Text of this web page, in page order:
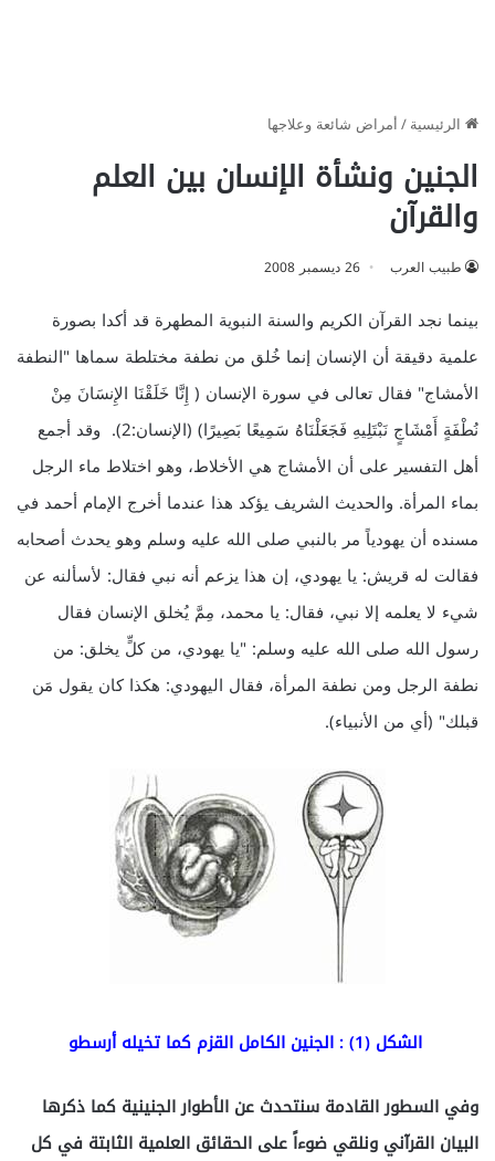
الرئيسية/أمراض شائعة وعلاجها
الجنين ونشأة الإنسان بين العلم
والقرآن
طبيب العرب 26 ديسمبر 2008
بينما نجد القرآن الكريم والسنة النبوية المطهرة قد أكدا بصورة
علمية دقيقة أن الإنسان إنما خُلق من نطفة مختلطة سماها "النطفة
الأمشاج" فقال تعالى في سورة الإنسان ( إِنَّا خَلَقْنَا الإِنسَانَ مِنْ
نُطْفَةٍ أَمْشَاجٍ نَبْتَلِيهِ فَجَعَلْنَاهُ سَمِيعًا بَصِيرًا) (الإنسان:2). وقد أجمع
أهل التفسير على أن الأمشاج هي الأخلاط، وهو اختلاط ماء الرجل
بماء المرأة. والحديث الشريف يؤكد هذا عندما أخرج الإمام أحمد في
مسنده أن يهودياً مر بالنبي صلى الله عليه وسلم وهو يحدث أصحابه
فقالت له قريش: يا يهودي، إن هذا يزعم أنه نبي فقال: لأسألنه عن
شيء لا يعلمه إلا نبي، فقال: يا محمد، مِمَّ يُخلق الإنسان فقال
رسول الله صلى الله عليه وسلم: "يا يهودي، من كلٍّ يخلق: من
نطفة الرجل ومن نطفة المرأة، فقال اليهودي: هكذا كان يقول مَن
قبلك" (أي من الأنبياء).
الشكل (1) : الجنين الكامل القزم كما تخيله أرسطو
وفي السطور القادمة سنتحدث عن الأطوار الجنينية كما ذكرها
البيان القرآني ونلقي ضوءاً على الحقائق العلمية الثابتة في كل